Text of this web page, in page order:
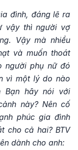
đình, đáng lẽ ra
vậy thì người vợ
Vậy mà nhiều
và muốn thoát
người phụ nữ đó
vì một lý do nào
Bạn hãy nói với
này? Nên cố
phúc gia đình
cho cả hai? BTV
dành cho anh: